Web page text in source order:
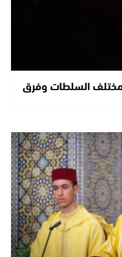
مختلف السلطات وفرق